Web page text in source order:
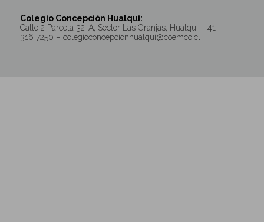
Colegio Concepción Hualqui:
Calle 2 Parcela 32-A, Sector Las Granjas, Hualqui – 41
316 7250 – colegioconcepcionhualqui@coemco.cl